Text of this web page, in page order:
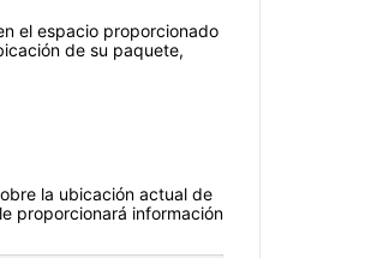
el espacio proporcionado
de su paquete,
la ubicación actual de
proporcionará información